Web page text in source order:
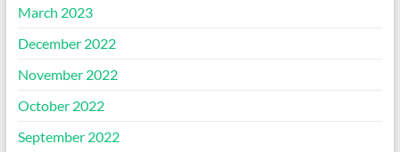
March 2023
December 2022
November 2022
October 2022
September 2022